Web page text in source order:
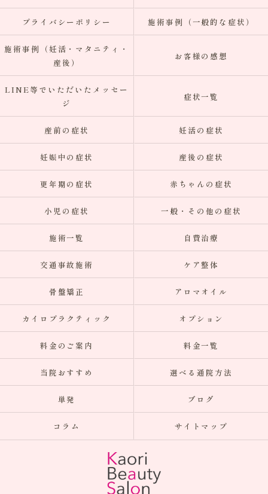
プライバシーポリシー 施術事例（一般的な症状）
施術事例（妊活・マタニティ・
産後）
お客様の感想
LINE等でいただいたメッセー
ジ
症状一覧
産前の症状 妊活の症状
妊娠中の症状 産後の症状
更年期の症状 赤ちゃんの症状
小児の症状 一般・その他の症状
施術一覧 自費治療
交通事故施術 ケア整体
骨盤矯正 アロマオイル
カイロプラクティック オプション
料金のご案内 料金一覧
当院おすすめ 選べる通院方法
単発 ブログ
コラム サイトマップ